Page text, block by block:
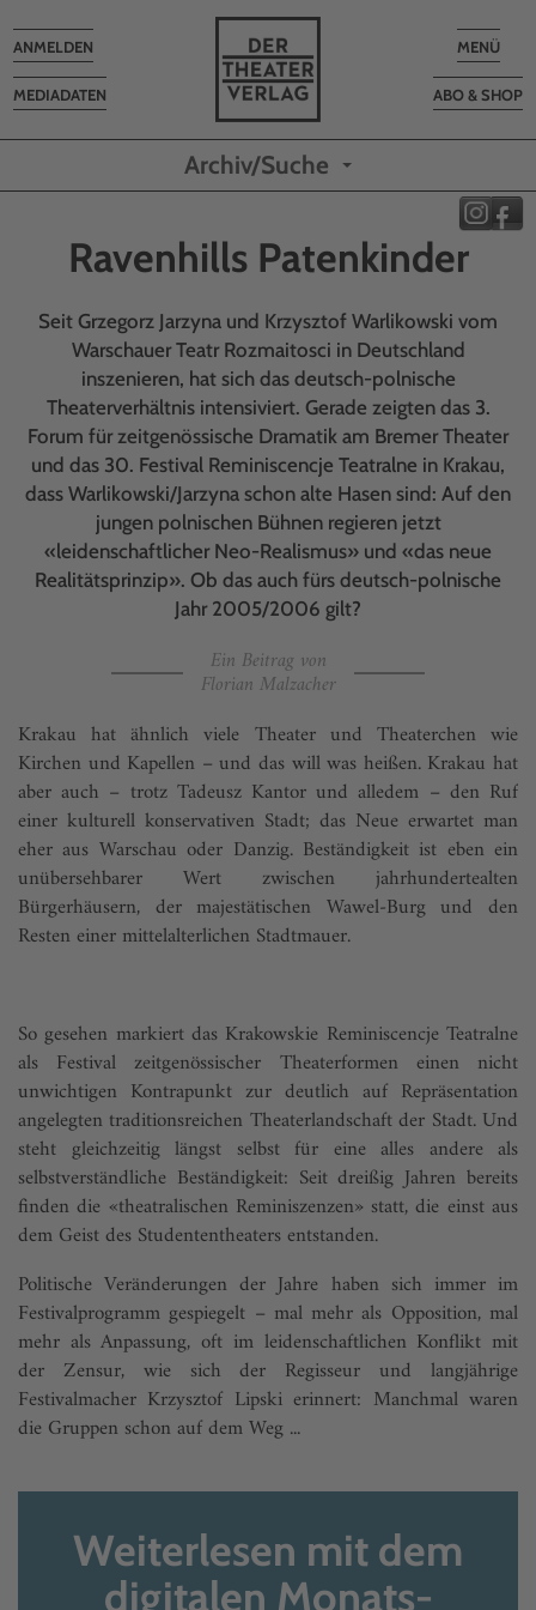
Toggle
MENÜ
ABO & SHOP
MEDIADATEN
Toggle
navigation
ANMELDEN
Archiv/Suche
Ravenhills Patenkinder
Seit Grzegorz Jarzyna und Krzysztof Warlikowski vom
Warschauer Teatr Rozmaitosci in Deutschland
inszenieren, hat sich das deutsch-polnische
Theaterverhältnis intensiviert. Gerade zeigten das 3.
Forum für zeitgenössische Dramatik am Bremer Theater
und das 30. Festival Reminiscencje Teatralne in Krakau,
dass Warlikowski/Jarzyna schon alte Hasen sind: Auf den
jungen polnischen Bühnen regieren jetzt
«leidenschaftlicher Neo-Realismus» und «das neue
Realitätsprinzip». Ob das auch fürs deutsch-polnische
Jahr 2005/2006 gilt?
Ein Beitrag von
Florian Malzacher
Krakau hat ähnlich viele Theater und Theaterchen wie
Kirchen und Kapellen – und das will was heißen. Krakau hat
aber auch – trotz Tadeusz Kantor und alledem – den Ruf
einer kulturell konservativen Stadt; das Neue erwartet man
eher aus Warschau oder Danzig. Beständigkeit ist eben ein
unübersehbarer Wert zwischen jahrhundertealten
Bürgerhäusern, der majestätischen Wawel-Burg und den
Resten einer mittelalterlichen Stadtmauer.
So gesehen markiert das Krakowskie Reminiscencje Teatralne
als Festival zeitgenössischer Theaterformen einen nicht
unwichtigen Kontrapunkt zur deutlich auf Repräsentation
angelegten traditionsreichen Theaterlandschaft der Stadt. Und
steht gleichzeitig längst selbst für eine alles andere als
selbstverständliche Beständigkeit: Seit dreißig Jahren bereits
finden die «theatralischen Reminiszenzen» statt, die einst aus
dem Geist des Studententheaters entstanden.
Politische Veränderungen der Jahre haben sich immer im
Festivalprogramm gespiegelt – mal mehr als Opposition, mal
mehr als Anpassung, oft im leidenschaftlichen Konflikt mit
der Zensur, wie sich der Regisseur und langjährige
Festivalmacher Krzysztof Lipski erinnert: Manchmal waren
die Gruppen schon auf dem Weg ...
Weiterlesen mit dem
digitalen Monats-